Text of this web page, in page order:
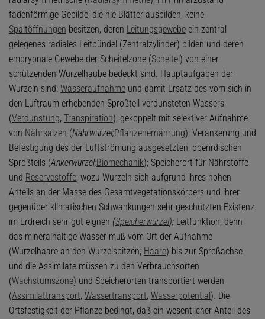
fadenförmige Gebilde, die nie Blätter ausbilden, keine
Spaltöffnungen besitzen, deren Leitungsgewebe ein zentral
gelegenes radiales Leitbündel (Zentralzylinder) bilden und deren
embryonale Gewebe der Scheitelzone (Scheitel) von einer
schützenden Wurzelhaube bedeckt sind. Hauptaufgaben der
Wurzeln sind: Wasseraufnahme und damit Ersatz des vom sich in
den Luftraum erhebenden Sproßteil verdunsteten Wassers
(Verdunstung, Transpiration), gekoppelt mit selektiver Aufnahme
von Nährsalzen (Nährwurzel;Pflanzenernährung); Verankerung und
Befestigung des der Luftströmung ausgesetzten, oberirdischen
Sproßteils (Ankerwurzel;Biomechanik); Speicherort für Nährstoffe
und Reservestoffe, wozu Wurzeln sich aufgrund ihres hohen
Anteils an der Masse des Gesamtvegetationskörpers und ihrer
gegenüber klimatischen Schwankungen sehr geschützten Existenz
im Erdreich sehr gut eignen (Speicherwurzel); Leitfunktion, denn
das mineralhaltige Wasser muß vom Ort der Aufnahme
(Wurzelhaare an den Wurzelspitzen; Haare) bis zur Sproßachse
und die Assimilate müssen zu den Verbrauchsorten
(Wachstumszone) und Speicherorten transportiert werden
(Assimilattransport, Wassertransport, Wasserpotential). Die
Ortsfestigkeit der Pflanze bedingt, daß ein wesentlicher Anteil des